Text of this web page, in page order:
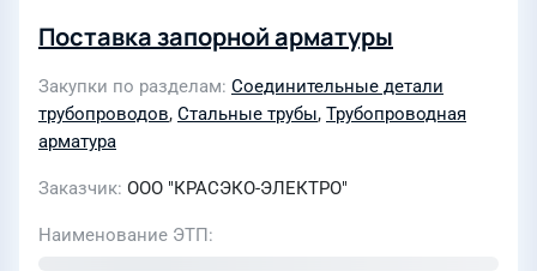
Поставка запорной арматуры
Закупки по разделам Соединительные детали
трубопроводов, Стальные трубы, Трубопроводная
арматура
Заказчик ООО "КРАСЭКО-ЭЛЕКТРО"
Наименование ЭТП